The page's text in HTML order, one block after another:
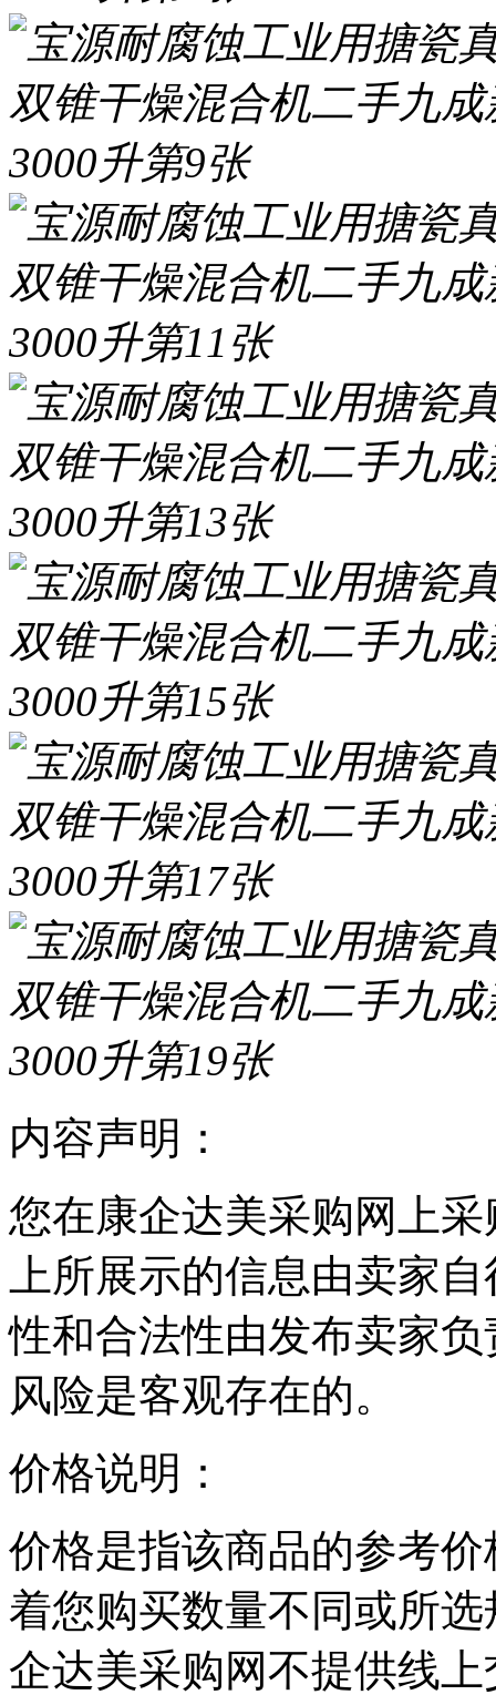
内容声明：
您在康企达美采购网上
上所展示的信息由卖家
性和合法性由发布卖家
风险是客观存在的。
价格说明：
价格是指该商品的参考
着您购买数量不同或所
企达美采购网不提供线